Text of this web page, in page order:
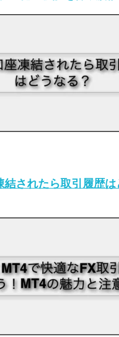
されたら取引履歴は